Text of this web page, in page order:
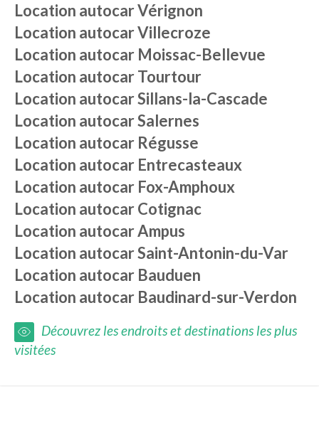
Location autocarVérignon
Location autocarVillecroze
Location autocar Moissac-Bellevue
Location autocarTourtour
Location autocarSillans-la-Cascade
Location autocarSalernes
Location autocar Régusse
Location autocar Entrecasteaux
Location autocar Fox-Amphoux
Location autocarCotignac
Location autocarAmpus
Location autocarSaint-Antonin-du-Var
Location autocar Bauduen
Location autocar Baudinard-sur-Verdon
Découvrez les endroits et destinations les plus
visitées